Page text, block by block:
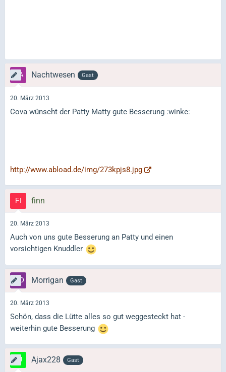
Nachtwesen Gast
20. März 2013
Cova wünscht der Patty Matty gute Besserung :winke:
http://www.abload.de/img/273kpjs8.jpg
finn
20. März 2013
Auch von uns gute Besserung an Patty und einen
vorsichtigen Knuddler
Morrigan Gast
20. März 2013
Schön, dass die Lütte alles so gut weggesteckt hat -
weiterhin gute Besserung
Ajax228 Gast